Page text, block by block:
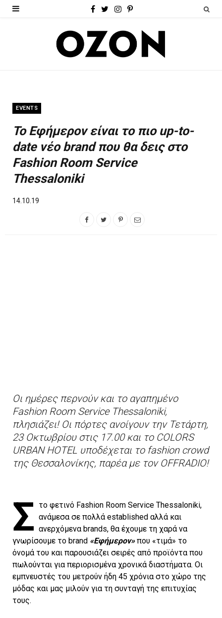
F
k
T
i
I
a
m
P
s
t
EVENTS
Το Εφήμερον είναι το πιο up-to-
date νέο brand που θα δεις στο
Fashion Room Service
Thessaloniki
14.10.19
Οι ημέρες περνούν και το αγαπημένο
Fashion Room Service Thessaloniki,
πλησιάζει! Οι πόρτες ανοίγουν την Τετάρτη,
23 Οκτωβρίου στις 17.00 και το COLORS
URBAN HOTEL υποδέχεται το fashion crowd
της Θεσσαλονίκης, παρέα με τον OFFRADIO!
Σ το φετινό Fashion Room Service Thessaloniki,
ανάμεσα σε πολλά established αλλά και
ανερχόμενα brands, θα έχουμε τη χαρά να
γνωρίσουμε τo brand «Εφήμερον»που «τιμά» το
όνομά του και παρουσιάζει σειρές από προϊόντα που
πωλούνται για περιορισμένα χρονικά διαστήματα. Οι
εμπνευστές του μετρούν ήδη 45 χρόνια στο χώρο της
μόδας και μας μιλούν για τη συνταγή της επιτυχίας
τους.